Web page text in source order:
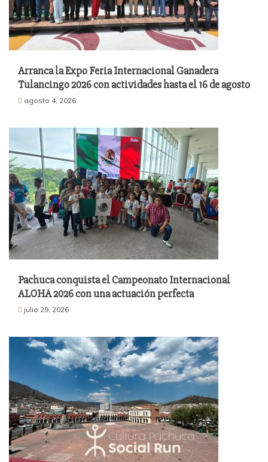
Arranca la Expo Feria Internacional Ganadera
Tulancingo 2026 con actividades hasta el 16 de agosto
agosto 4, 2026
Pachuca conquista el Campeonato Internacional
ALOHA 2026 con una actuación perfecta
julio 29, 2026